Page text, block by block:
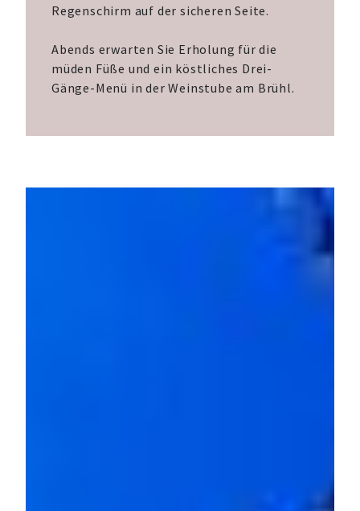
Regenschirm auf der sicheren Seite.
Abends erwarten Sie Erholung für die
müden Füße und ein köstliches Drei-
Gänge-Menü in der Weinstube am Brühl.